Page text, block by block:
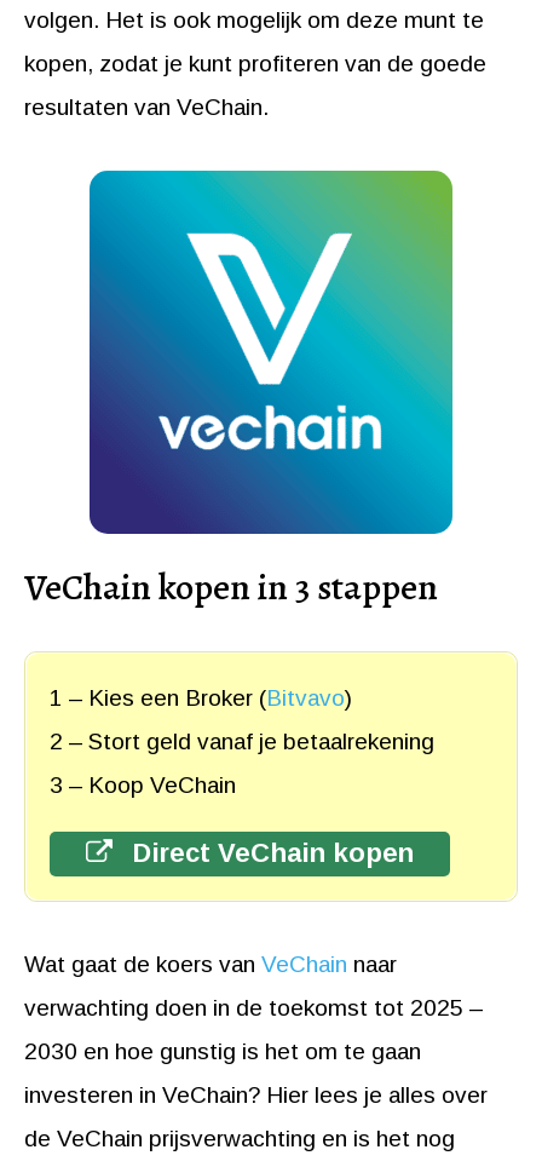
volgen. Het is ook mogelijk om deze munt te
kopen, zodat je kunt profiteren van de goede
resultaten van VeChain.
VeChain kopen in 3 stappen
1 – Kies een Broker (Bitvavo)
2 – Stort geld vanaf je betaalrekening
3 – Koop VeChain
Direct VeChain kopen
Wat gaat de koers van VeChain naar
verwachting doen in de toekomst tot 2025 –
2030 en hoe gunstig is het om te gaan
investeren in VeChain? Hier lees je alles over
de VeChain prijsverwachting en is het nog